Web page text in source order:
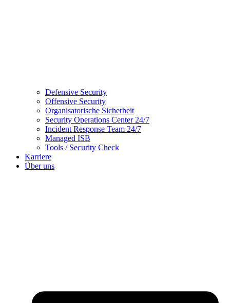
Defensive Security
Offensive Security
Organisatorische Sicherheit
Security Operations Center 24/7
Incident Response Team 24/7
Managed ISB
Tools / Security Check
Karriere
Über uns